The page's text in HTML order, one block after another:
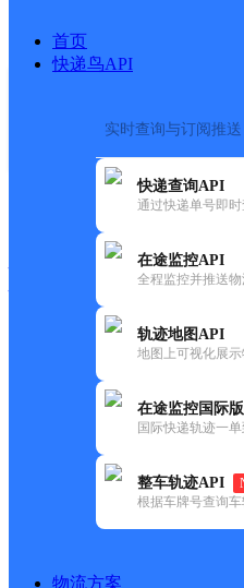
首页
快递鸟API
实时查询与订阅推送
快递查询API
通过快递单号即
在途监控API
全程监控并推送
轨迹地图API
地图上可视化展
在途监控国际
国际快递轨迹一
整车轨迹API
根据车牌号查询
物流方案
邮政
河头邮政
更新时间：
所属快递：邮政国内